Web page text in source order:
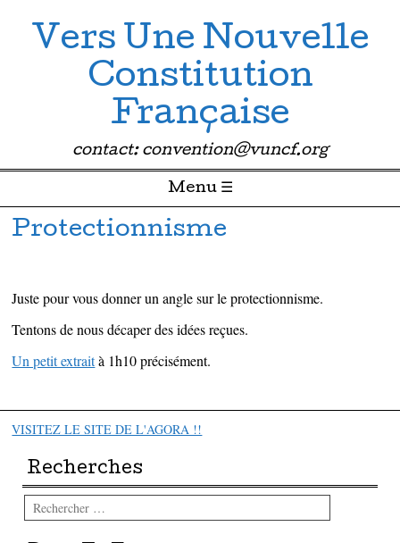
Vers Une Nouvelle
Constitution
Française
contact: convention@vuncf.org
Menu ☰
Passer directement au contenu
Protectionnisme
Juste pour vous donner un angle sur le protectionnisme.
Tentons de nous décaper des idées reçues.
Un petit extraità 1h10 précisément.
VISITEZ LE SITE DE L'AGORA !!
Recherches
Rechercher